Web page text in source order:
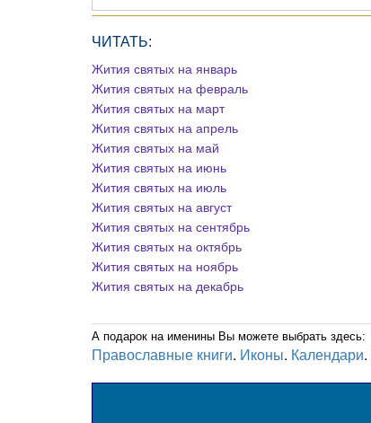
ЧИТАТЬ:
Жития святых на январь
Жития святых на февраль
Жития святых на март
Жития святых на апрель
Жития святых на май
Жития святых на июнь
Жития святых на июль
Жития святых на август
Жития святых на сентябрь
Жития святых на октябрь
Жития святых на ноябрь
Жития святых на декабрь
А подарок на именины Вы можете выбрать здесь:
Православные книги. Иконы. Календари.